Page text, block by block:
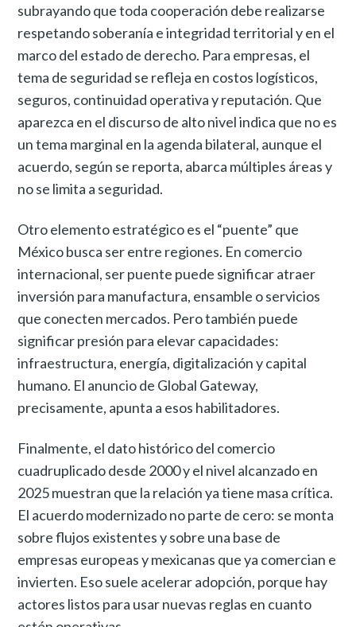
subrayando que toda cooperación debe realizarse
respetando soberanía e integridad territorial y en el
marco del estado de derecho. Para empresas, el
tema de seguridad se refleja en costos logísticos,
seguros, continuidad operativa y reputación. Que
aparezca en el discurso de alto nivel indica que no es
un tema marginal en la agenda bilateral, aunque el
acuerdo, según se reporta, abarca múltiples áreas y
no se limita a seguridad.
Otro elemento estratégico es el “puente” que
México busca ser entre regiones. En comercio
internacional, ser puente puede significar atraer
inversión para manufactura, ensamble o servicios
que conecten mercados. Pero también puede
significar presión para elevar capacidades:
infraestructura, energía, digitalización y capital
humano. El anuncio de Global Gateway,
precisamente, apunta a esos habilitadores.
Finalmente, el dato histórico del comercio
cuadruplicado desde 2000 y el nivel alcanzado en
2025 muestran que la relación ya tiene masa crítica.
El acuerdo modernizado no parte de cero: se monta
sobre flujos existentes y sobre una base de
empresas europeas y mexicanas que ya comercian e
invierten. Eso suele acelerar adopción, porque hay
actores listos para usar nuevas reglas en cuanto